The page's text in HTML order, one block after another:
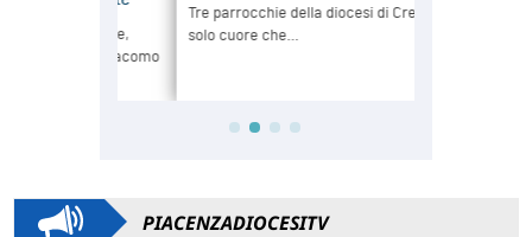
PIACENZADIOCESITV